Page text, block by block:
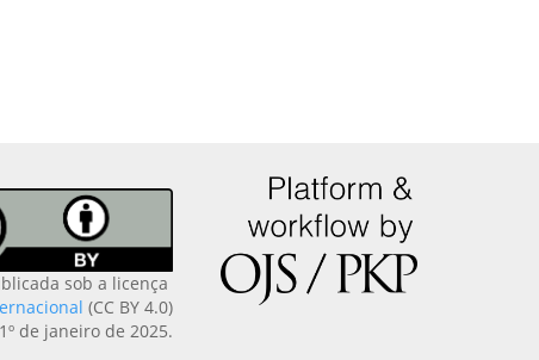
sob a licença
(CC BY 4.0)
de janeiro de 2025.